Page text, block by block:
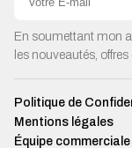
En soumettant mon
les nouveautés,
Politique de
Mentions légales
Équipe commerciale